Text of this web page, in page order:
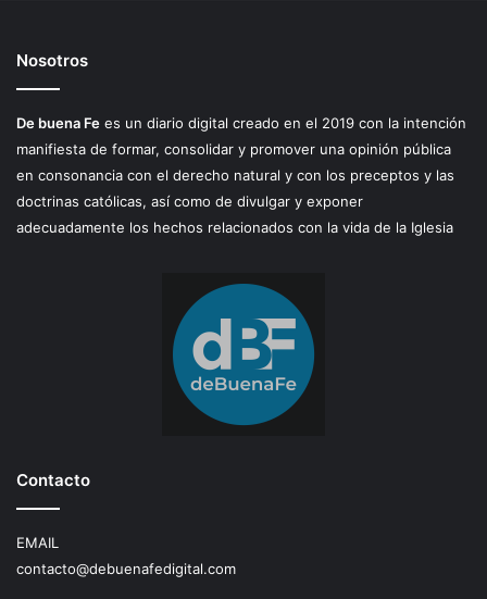
Nosotros
De buena Fe es un diario digital creado en el 2019 con la intención
manifiesta de formar, consolidar y promover una opinión pública
en consonancia con el derecho natural y con los preceptos y las
doctrinas católicas, así como de divulgar y exponer
adecuadamente los hechos relacionados con la vida de la Iglesia
Contacto
EMAIL
contacto@debuenafedigital.com